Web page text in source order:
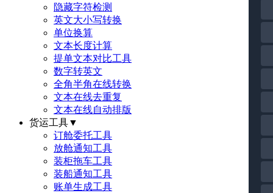
隐藏字符检测
英文大小写转换
单位换算
文本长度计算
提单文本对比工具
数字转英文
全角半角在线转换
文本在线去重复
文本在线自动排版
货运工具▼
订舱委托工具
放舱通知工具
装柜拖车工具
装船通知工具
账单生成工具